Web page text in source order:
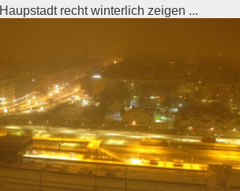
recht winterlich zeigen ...